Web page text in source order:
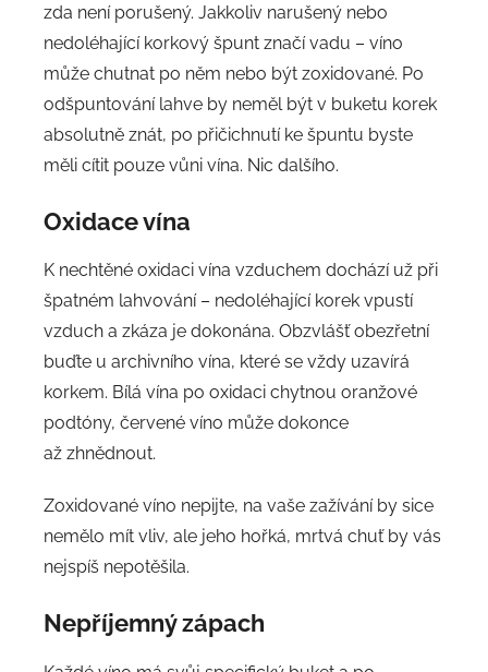
zda není porušený. Jakkoliv narušený nebo
nedoléhající korkový špunt značí vadu – víno
může chutnat po něm nebo být zoxidované. Po
odšpuntování lahve by neměl být v buketu korek
absolutně znát, po přičichnutí ke špuntu byste
měli cítit pouze vůni vína. Nic dalšího.
Oxidace vína
K nechtěné oxidaci vína vzduchem dochází už při
špatném lahvování – nedoléhající korek vpustí
vzduch a zkáza je dokonána. Obzvlášť obezřetní
buďte u archivního vína, které se vždy uzavírá
korkem. Bílá vína po oxidaci chytnou oranžové
podtóny, červené víno může dokonce
až zhnědnout.
Zoxidované víno nepijte, na vaše zažívání by sice
nemělo mít vliv, ale jeho hořká, mrtvá chuť by vás
nejspíš nepotěšila.
Nepříjemný zápach